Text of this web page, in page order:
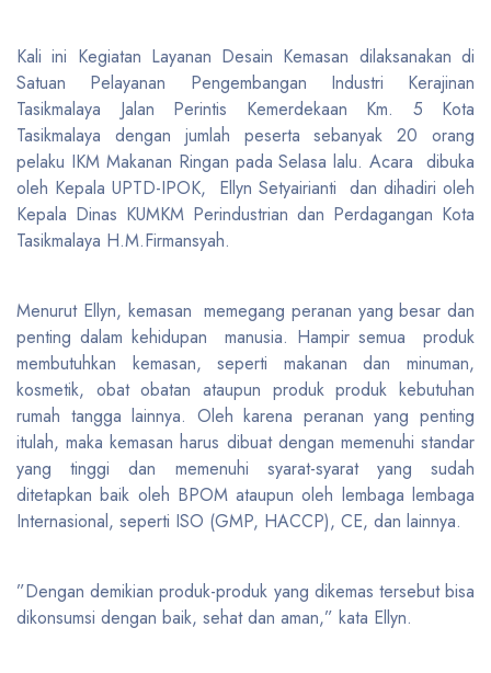
Kali ini Kegiatan Layanan Desain Kemasan dilaksanakan di
Satuan Pelayanan Pengembangan Industri Kerajinan
Tasikmalaya Jalan Perintis Kemerdekaan Km. 5 Kota
Tasikmalaya dengan jumlah peserta sebanyak 20 orang
pelaku IKM Makanan Ringan pada Selasa lalu. Acara dibuka
oleh Kepala UPTD-IPOK, Ellyn Setyairianti dan dihadiri oleh
Kepala Dinas KUMKM Perindustrian dan Perdagangan Kota
Tasikmalaya H.M.Firmansyah.
Menurut Ellyn, kemasan memegang peranan yang besar dan
penting dalam kehidupan manusia. Hampir semua produk
membutuhkan kemasan, seperti makanan dan minuman,
kosmetik, obat obatan ataupun produk produk kebutuhan
rumah tangga lainnya. Oleh karena peranan yang penting
itulah, maka kemasan harus dibuat dengan memenuhi standar
yang tinggi dan memenuhi syarat-syarat yang sudah
ditetapkan baik oleh BPOM ataupun oleh lembaga lembaga
Internasional, seperti ISO (GMP, HACCP), CE, dan lainnya.
”Dengan demikian produk-produk yang dikemas tersebut bisa
dikonsumsi dengan baik, sehat dan aman,” kata Ellyn.